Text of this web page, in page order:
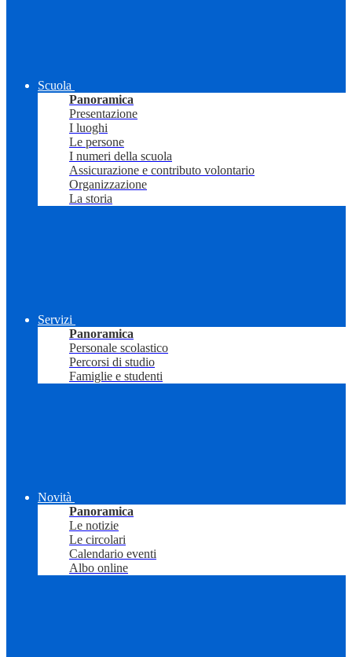
Scuola
Panoramica
Presentazione
I luoghi
Le persone
I numeri della scuola
Assicurazione e contributo volontario
Organizzazione
La storia
Servizi
Panoramica
Personale scolastico
Percorsi di studio
Famiglie e studenti
Novità
Panoramica
Le notizie
Le circolari
Calendario eventi
Albo online